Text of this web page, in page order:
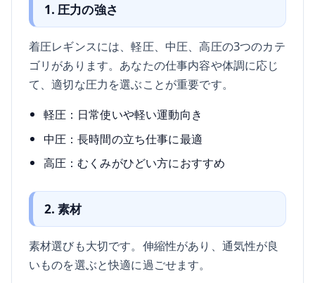
1. 圧力の強さ
着圧レギンスには、軽圧、中圧、高圧の3つのカテ
ゴリがあります。あなたの仕事内容や体調に応じ
て、適切な圧力を選ぶことが重要です。
軽圧：日常使いや軽い運動向き
中圧：長時間の立ち仕事に最適
高圧：むくみがひどい方におすすめ
2. 素材
素材選びも大切です。伸縮性があり、通気性が良
いものを選ぶと快適に過ごせます。